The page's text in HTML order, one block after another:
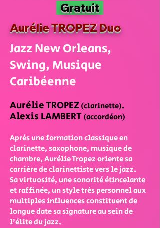
Gratuit
Aurélie TROPEZ Duo
Jazz New Orleans,
Swing, Musique
Caribéenne
Aurélie TROPEZ(clarinette).
Alexis LAMBERT(accordéon)
Après une formation classique en
clarinette, saxophone, musique de
chambre, Aurélie Tropez oriente sa
carrière de clarinettiste vers le jazz.
Sa virtuosité, une sonorité étincelante
et raffinée, un style très personnel aux
multiples influences constituent de
longue date sa signature au sein de
l’élite du jazz.